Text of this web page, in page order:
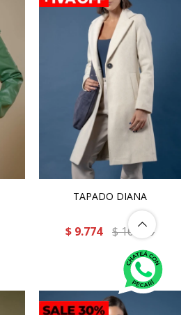
TAPADO DIANA
$ 9.774 $16.290